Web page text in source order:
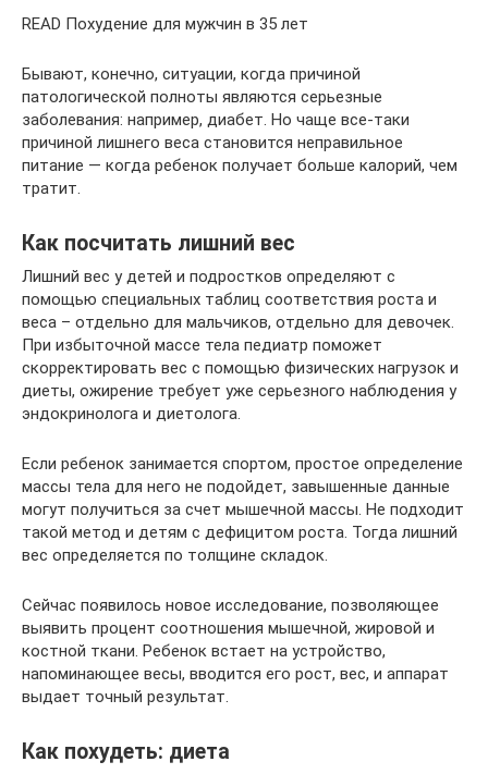
READ Похудение для мужчин в 35 лет
Бывают, конечно, ситуации, когда причиной
патологической полноты являются серьезные
заболевания: например, диабет. Но чаще все-таки
причиной лишнего веса становится неправильное
питание — когда ребенок получает больше калорий, чем
тратит.
Как посчитать лишний вес
Лишний вес у детей и подростков определяют с
помощью специальных таблиц соответствия роста и
веса – отдельно для мальчиков, отдельно для девочек.
При избыточной массе тела педиатр поможет
скорректировать вес с помощью физических нагрузок и
диеты, ожирение требует уже серьезного наблюдения у
эндокринолога и диетолога.
Если ребенок занимается спортом, простое определение
массы тела для него не подойдет, завышенные данные
могут получиться за счет мышечной массы. Не подходит
такой метод и детям с дефицитом роста. Тогда лишний
вес определяется по толщине складок.
Сейчас появилось новое исследование, позволяющее
выявить процент соотношения мышечной, жировой и
костной ткани. Ребенок встает на устройство,
напоминающее весы, вводится его рост, вес, и аппарат
выдает точный результат.
Как похудеть: диета